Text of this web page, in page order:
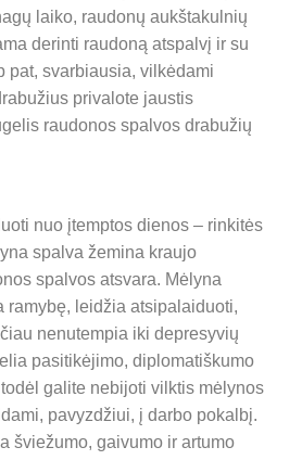
laiko, raudonų aukštakulnių
derinti raudoną atspalvį ir su
pat, svarbiausia, vilkėdami
privalote jaustis
raudonos spalvos drabužių
nuo įtemptos dienos – rinkitės
spalva žemina kraujo
spalvos atsvara. Mėlyna
ramybę, leidžia atsipalaiduoti,
nenutempia iki depresyvių
pasitikėjimo, diplomatiškumo
galite nebijoti vilktis mėlynos
pavyzdžiui, į darbo pokalbį.
šviežumo, gaivumo ir artumo